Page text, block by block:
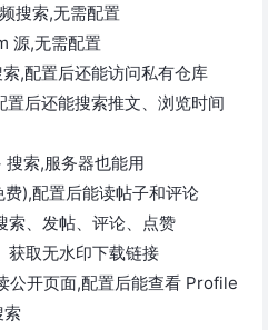
搜索,无需配置
源,无需配置
,配置后还能访问私有仓库
置后还能搜索推文、浏览时间
索,服务器也能用
费),配置后能读帖子和评论
索、发帖、评论、点赞
获取无水印下载链接
公开页面,配置后能查看 Profile
索